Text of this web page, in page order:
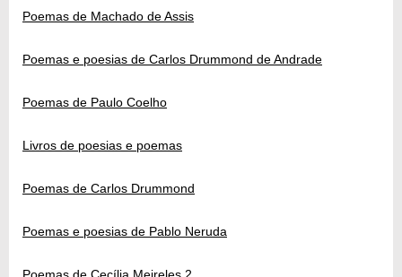
Poemas de Machado de Assis
Poemas e poesias de Carlos Drummond de Andrade
Poemas de Paulo Coelho
Livros de poesias e poemas
Poemas de Carlos Drummond
Poemas e poesias de Pablo Neruda